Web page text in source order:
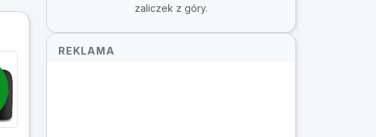
zaliczek z góry.
REKLAMA